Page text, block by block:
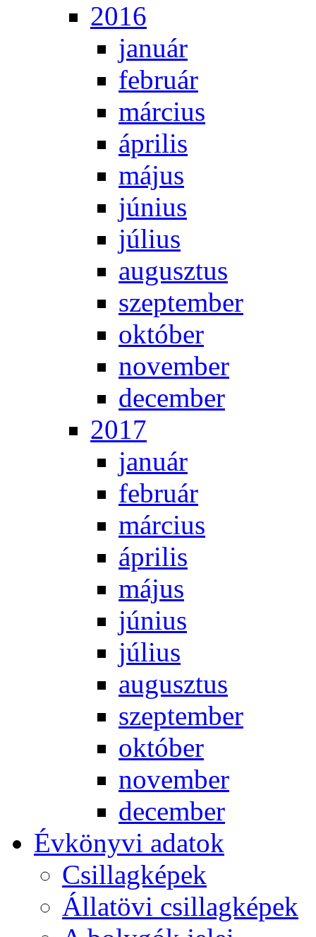
2016
ja­nu­ár
feb­ru­ár
már­ci­us
áp­ri­lis
má­jus
jú­ni­us
jú­li­us
au­gusz­tus
szep­tem­ber
ok­tó­ber
no­vem­ber
de­cem­ber
2017
ja­nu­ár
feb­ru­ár
már­ci­us
áp­ri­lis
má­jus
jú­ni­us
jú­li­us
au­gusz­tus
szep­tem­ber
ok­tó­ber
no­vem­ber
de­cem­ber
Év­köny­vi ada­tok
Csil­lag­ké­pek
Ál­lat­övi csil­lag­ké­pek